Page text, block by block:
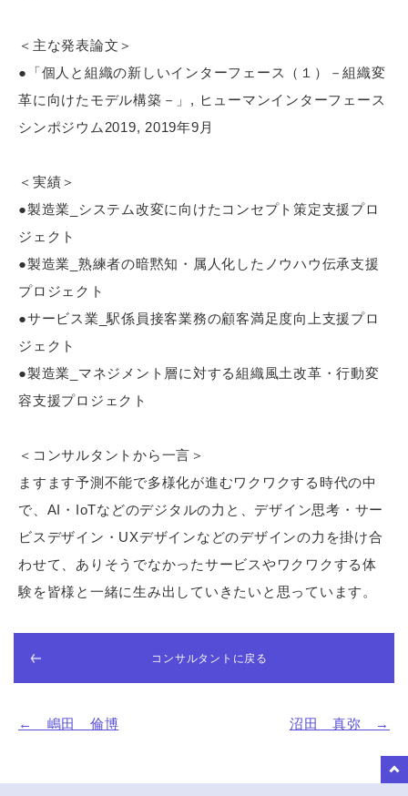
＜主な発表論文＞
●「個人と組織の新しいインターフェース（１）－組織変
革に向けたモデル構築－」, ヒューマンインターフェース
シンポジウム2019, 2019年9月
＜実績＞
●製造業_システム改変に向けたコンセプト策定支援プロ
ジェクト
●製造業_熟練者の暗黙知・属人化したノウハウ伝承支援
プロジェクト
●サービス業_駅係員接客業務の顧客満足度向上支援プロ
ジェクト
●製造業_マネジメント層に対する組織風土改革・行動変
容支援プロジェクト
＜コンサルタントから一言＞
ますます予測不能で多様化が進むワクワクする時代の中
で、AI・IoTなどのデジタルの力と、デザイン思考・サー
ビスデザイン・UXデザインなどのデザインの力を掛け合
わせて、ありそうでなかったサービスやワクワクする体
験を皆様と一緒に生み出していきたいと思っています。
コンサルタントに戻る
← 嶋田 倫博 沼田 真弥 →